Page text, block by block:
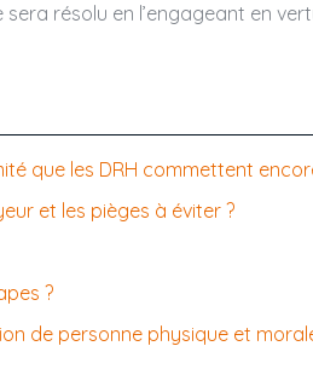
résolu en l’engageant en
que les DRH commettent
et les pièges à éviter ?
?
de personne physique et